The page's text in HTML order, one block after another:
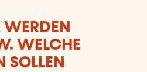
WELCHE
SOLLEN